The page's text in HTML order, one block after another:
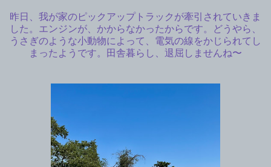
昨日、我が家のピックアップトラックが牽引されていきま
した。エンジンが、かからなかったからです。どうやら、
うさぎのような小動物によって、電気の線をかじられてし
まったようです。田舎暮らし、退屈しませんね〜